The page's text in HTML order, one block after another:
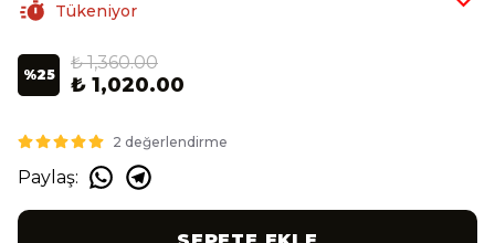
Tükeniyor
%25
₺ 1,360.00
₺ 1,020.00
2 değerlendirme
Paylaş: